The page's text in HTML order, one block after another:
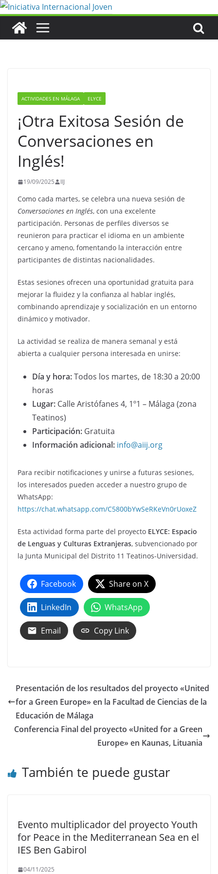
Saltar
contenido
ACTIVIDADES EN MÁLAGA ELYCE
¡Otra Exitosa Sesión de
Conversaciones en
Inglés!
19/09/2025 IIJ
Como cada martes, se celebra una nueva sesión de
Conversaciones en Inglés, con una excelente
participación. Personas de perfiles diversos se
reunieron para practicar el idioma en un ambiente
cercano y ameno, fomentando la interacción entre
participantes de distintas nacionalidades.
Estas sesiones ofrecen una oportunidad gratuita para
mejorar la fluidez y la confianza al hablar inglés,
combinando aprendizaje y socialización en un entorno
dinámico y motivador.
La actividad se realiza de manera semanal y está
abierta a cualquier persona interesada en unirse:
Día y hora:Todos los martes, de 18:30 a 20:00
horas
Lugar: Calle Aristófanes 4, 1º1 – Málaga (zona
Teatinos)
Participación: Gratuita
Información adicional: info@aiij.org
Para recibir notificaciones y unirse a futuras sesiones,
los interesados pueden acceder a nuestro grupo de
WhatsApp:
https://chat.whatsapp.com/C5800bYwSeRKeVn0rUoxeZ
Esta actividad forma parte del proyecto ELYCE: Espacio
de Lenguas y Culturas Extranjeras, subvencionado por
la Junta Municipal del Distrito 11 Teatinos-Universidad.
Facebook Share on X
LinkedIn WhatsApp
Email Copy Link
Presentación de los resultados del proyecto «United
for a Green Europe» en la Facultad de Ciencias de la
Educación de Málaga
Conferencia Final del proyecto «United for a Green
Europe» en Kaunas, Lituania
También te puede gustar
Evento multiplicador del proyecto Youth
for Peace in the Mediterranean Sea en el
IES Ben Gabirol
04/11/2025